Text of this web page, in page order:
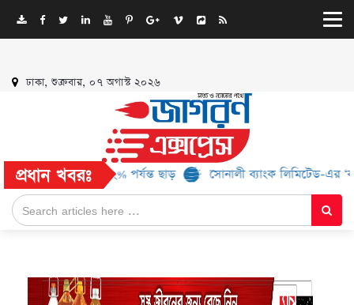
ঢাকা, শুক্রবার, ০৭ অগাস্ট ২০২৬
প্রধান খবরঃ
মিলবে ৫২% পর্যন্ত ছাড় সোনালী ব্যাংক লিমিটেড-এর ‘কৃষক